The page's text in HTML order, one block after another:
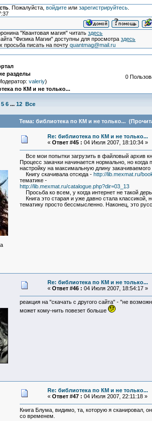
. Пожалуйста, войдитеили зарегистрируйтесь.
"Квантовая магия" читатьздесь
"Физика Магии" доступны для просмотраздесь
просьба писать на почтуquantmag@mail.ru
разделы
valeriy)
по КМ и не только...
0
5 6 ... 12 Все
Тема: библиотека по КМ и не только...
Re: библиотека по КМ и не только...
« Ответ #45 : 04 Июля 2007, 18:10:34 »
Все мои попытки загрузить в файловый архив
Процесс закачки начинается нормально, но
настройку на максимальную длину
Книгу скачивала отсюда - http://lib.mexmat.ru/
тематике -
http://lib.mexmat.ru/catalogue.php?dir=03_13
Просьба ко всем, у когда интернет не такой
Книга это старая и уже давно стала классикой,
тематику просто бессмысленно. Наконец, это
Re: библиотека по КМ и не только...
« Ответ #46 : 04 Июля 2007, 18:54:17 »
реакция на "скачать с другого сайта" - "не
может кому-нить повезет больше
Re: библиотека по КМ и не только...
« Ответ #47 : 04 Июля 2007, 22:11:18 »
Книга Блума, видимо, та, которую я сканировал,
со временем.